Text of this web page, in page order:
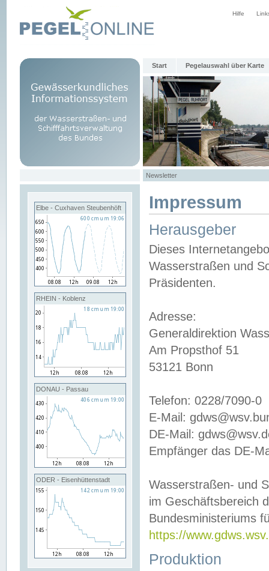
Hilfe
Start Pegelauswahl über Karte
Newsletter
Elbe - Cuxhaven Steubenhöft
RHEIN - Koblenz
DONAU - Passau
ODER - Eisenhüttenstadt
Impressum
Herausgeber
Dieses
Wasserstraßen und
Präsidenten.
Adresse:
Generaldirektion
Am Propsthof 51
53121 Bonn
Telefon: 0228/7090-0
E-Mail:
DE-Mail:
Empfänger das DE-
Wasserstraßen- und
im Geschäftsbereich
Bundesministeriums
https://
Produktion